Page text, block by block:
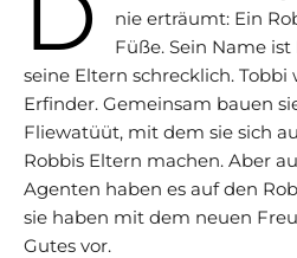
nie erträumt: Ein
Füße. Sein Name
seine Eltern schrecklich.
Erfinder. Gemeinsam bauen
Fliewatüüt, mit dem sie sich
Robbis Eltern machen. Aber
Agenten haben es auf den
sie haben mit dem neuen
Gutes vor.